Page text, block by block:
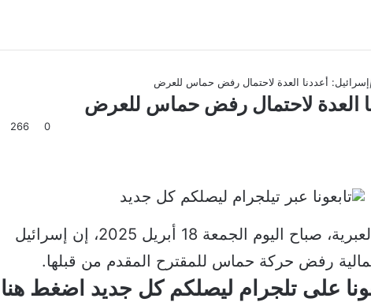
إسرائيل: أعددنا العدة لاحتمال رفض حماس للعرض
العدة لاحتمال رفض حماس للعرض
0
266
قالت القناة الـ12 العبرية، صباح اليوم الجمعة 18 أبريل 2025، إن إسرائيل
رفض حركة حماس للمقترح المقدم من قبلها.
على تلجرام ليصلكم كل جديد اضغط هنا